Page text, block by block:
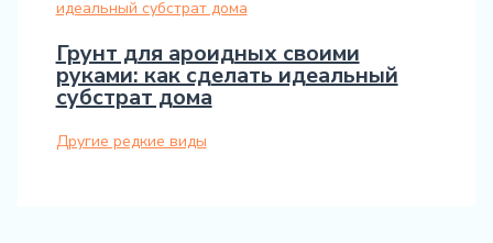
Грунт для ароидных своими
руками: как сделать идеальный
субстрат дома
Другие редкие виды